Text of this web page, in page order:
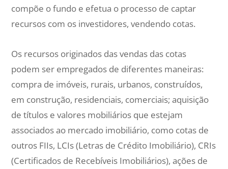
compõe o fundo e efetua o processo de captar
recursos com os investidores, vendendo cotas.
Os recursos originados das vendas das cotas
podem ser empregados de diferentes maneiras:
compra de imóveis, rurais, urbanos, construídos,
em construção, residenciais, comerciais; aquisição
de títulos e valores mobiliários que estejam
associados ao mercado imobiliário, como cotas de
outros FIIs, LCIs (Letras de Crédito Imobiliário), CRIs
(Certificados de Recebíveis Imobiliários), ações de